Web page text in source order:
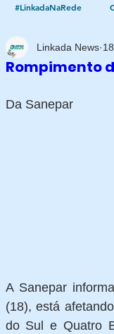
#LinkadaNaRede
Brasil Curitiba
Rompimento
Linkada News
Da Sanepar
A Sanepar
(18), está
do Sul e Quatro